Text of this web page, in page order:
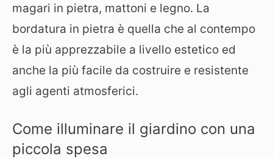
magari in pietra, mattoni e legno. La
bordatura in pietra è quella che al contempo
è la più apprezzabile a livello estetico ed
anche la più facile da costruire e resistente
agli agenti atmosferici.
Come illuminare il giardino con una
piccola spesa